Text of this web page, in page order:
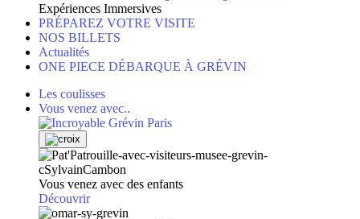
Expériences Immersives
PRÉPAREZ VOTRE VISITE
NOS BILLETS
Actualités
ONE PIECE DÉBARQUE À GRÉVIN
Les coulisses
Vous venez avec..
Vous venez avec des enfants
Découvrir